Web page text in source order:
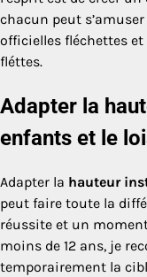
chacun peut
officielles fléchettes
fléttes.
Adapter la
enfants et le
Adapter la hauteur
peut faire toute la
réussite et un
moins de 12 ans, je
temporairement la